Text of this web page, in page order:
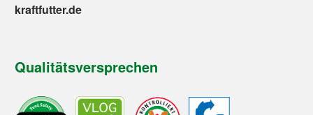
kraftfutter.de
Qualitätsversprechen